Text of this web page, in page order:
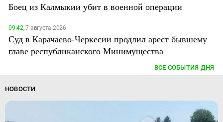
Боец из Калмыкии убит в военной операции
09:42,7 августа 2026
Суд в Карачаево-Черкесии продлил арест бывшему
главе республиканского Минимущества
ВСЕ СОБЫТИЯ ДНЯ
НОВОСТИ